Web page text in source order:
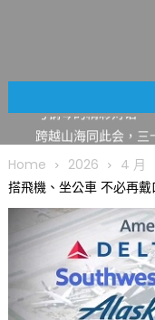
筝声与琴韵交汇：
跨越山海同此会，
圣路易龙舟俱乐部5
趣 + 水上竞速魅力
三十二载跨越时空的
执掌密苏里植物园
合作 Peter Raven
一晃三十年，初夏
园“中华日三十周年
Home 2026 4 月
搭飛機、坐公車 不必再戴